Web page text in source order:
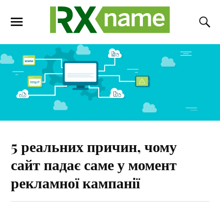
5 реальних причин, чому
сайт падає саме у момент
рекламної кампанії